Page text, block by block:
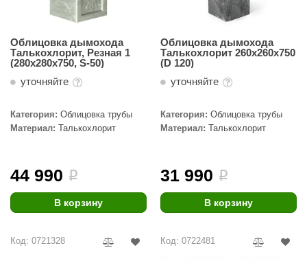
Облицовка дымохода
Талькохлорит, Резная 1
(280х280х750, S-50)
уточняйте
Категория: Облицовка трубы
Материал: Талькохлорит
44 990 i
В корзину
Облицовка дымохода
Талькохлорит 260х260х750
(D 120)
уточняйте
Категория: Облицовка трубы
Материал: Талькохлорит
31 990 i
В корзину
Код: 0721328 Код: 0722481